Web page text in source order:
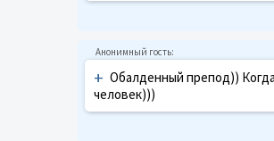
+ Обалденный препод))
человек)))